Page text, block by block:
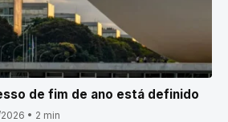
de fim de ano está definido
• 2 min